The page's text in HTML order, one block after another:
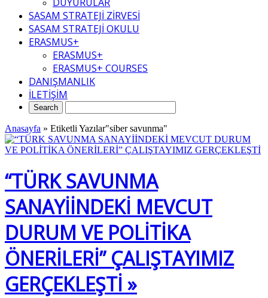
SASAM STRATEJİ ZİRVESİ
SASAM STRATEJİ OKULU
ERASMUS+
ERASMUS+
ERASMUS+ COURSES
DANIŞMANLIK
İLETİŞİM
Anasayfa » Etiketli Yazılar"siber savunma"
“TÜRK SAVUNMA
SANAYİİNDEKİ MEVCUT
DURUM VE POLİTİKA
ÖNERİLERİ” ÇALIŞTAYIMIZ
GERÇEKLEŞTİ »